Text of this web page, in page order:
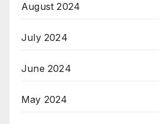
August 2024
July 2024
June 2024
May 2024